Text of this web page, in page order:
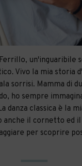
un'inguaribile
Vivo la mia storia
sorrisi. Mamma di
ho sempre
danza classica è la
anche il cornetto ed
per scoprire